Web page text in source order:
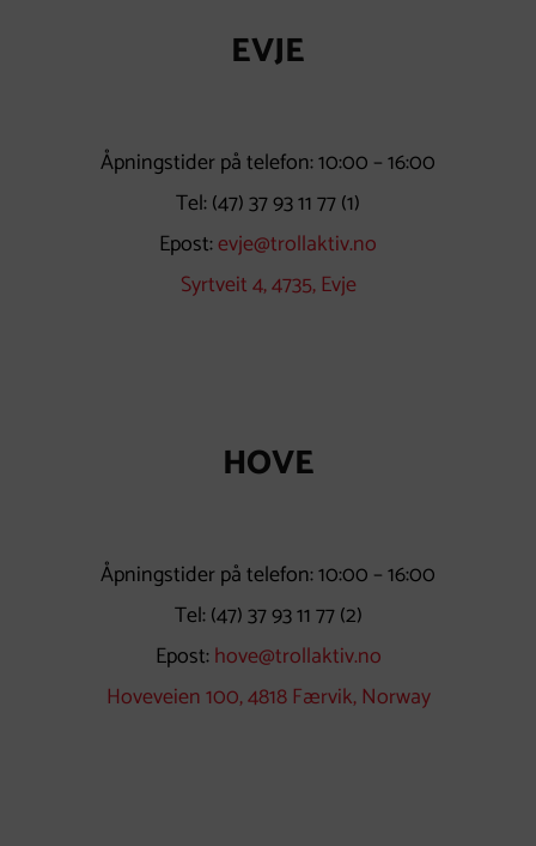
EVJE
Åpningstider på telefon: 10:00 – 16:00
Tel:(47) 37 93 11 77(1)
Epost:evje@trollaktiv.no
Syrtveit 4, 4735, Evje
HOVE
Åpningstider på telefon: 10:00 – 16:00
Tel:(47) 37 93 11 77(2)
Epost:hove@trollaktiv.no
Hoveveien 100, 4818 Færvik, Norway